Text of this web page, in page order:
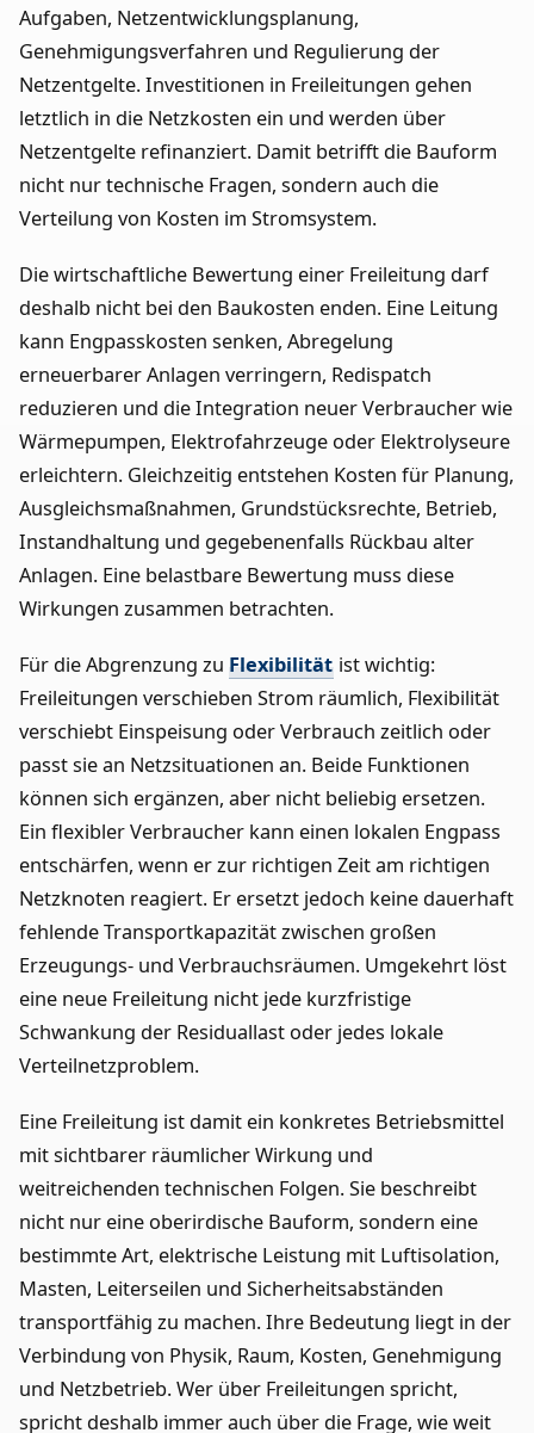
Aufgaben, Netzentwicklungsplanung,
Genehmigungsverfahren und Regulierung der
Netzentgelte. Investitionen in Freileitungen gehen
letztlich in die Netzkosten ein und werden über
Netzentgelte refinanziert. Damit betrifft die Bauform
nicht nur technische Fragen, sondern auch die
Verteilung von Kosten im Stromsystem.
Die wirtschaftliche Bewertung einer Freileitung darf
deshalb nicht bei den Baukosten enden. Eine Leitung
kann Engpasskosten senken, Abregelung
erneuerbarer Anlagen verringern, Redispatch
reduzieren und die Integration neuer Verbraucher wie
Wärmepumpen, Elektrofahrzeuge oder Elektrolyseure
erleichtern. Gleichzeitig entstehen Kosten für Planung,
Ausgleichsmaßnahmen, Grundstücksrechte, Betrieb,
Instandhaltung und gegebenenfalls Rückbau alter
Anlagen. Eine belastbare Bewertung muss diese
Wirkungen zusammen betrachten.
Für die Abgrenzung zu Flexibilität ist wichtig:
Freileitungen verschieben Strom räumlich, Flexibilität
verschiebt Einspeisung oder Verbrauch zeitlich oder
passt sie an Netzsituationen an. Beide Funktionen
können sich ergänzen, aber nicht beliebig ersetzen.
Ein flexibler Verbraucher kann einen lokalen Engpass
entschärfen, wenn er zur richtigen Zeit am richtigen
Netzknoten reagiert. Er ersetzt jedoch keine dauerhaft
fehlende Transportkapazität zwischen großen
Erzeugungs- und Verbrauchsräumen. Umgekehrt löst
eine neue Freileitung nicht jede kurzfristige
Schwankung der Residuallast oder jedes lokale
Verteilnetzproblem.
Eine Freileitung ist damit ein konkretes Betriebsmittel
mit sichtbarer räumlicher Wirkung und
weitreichenden technischen Folgen. Sie beschreibt
nicht nur eine oberirdische Bauform, sondern eine
bestimmte Art, elektrische Leistung mit Luftisolation,
Masten, Leiterseilen und Sicherheitsabständen
transportfähig zu machen. Ihre Bedeutung liegt in der
Verbindung von Physik, Raum, Kosten, Genehmigung
und Netzbetrieb. Wer über Freileitungen spricht,
spricht deshalb immer auch über die Frage, wie weit